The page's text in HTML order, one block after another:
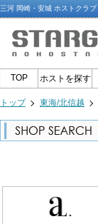
三河 岡崎・安城 ホストクラブ
TOP ホストを探す
トップ 東海/北信越